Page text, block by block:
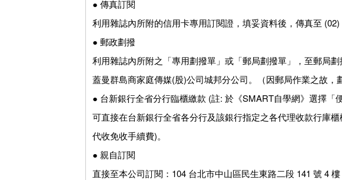
● 傳真訂閱
利用雜誌內所附的信用卡專用訂閱證，填妥資料後，傳真至 (02)
● 郵政劃撥
利用雜誌內所附之「專用劃撥單」或「郵局劃撥單」，至郵局
蓋曼群島商家庭傳媒(股)公司城邦分公司。（因郵局作業之故，
● 台新銀行全省分行臨櫃繳款 (註: 於《SMART自學網》選擇「
可直接在台新銀行全省各分行及該銀行指定之各代理收款行庫
代收免收手續費)。
● 親自訂閱
直接至本公司訂閱：104 台北市中山區民生東路二段 141 號 4